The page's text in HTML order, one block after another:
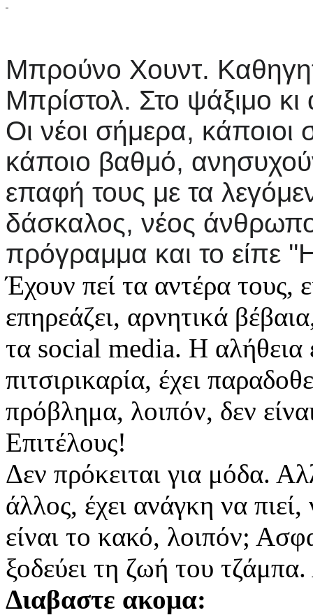
Μπρούνο Χουντ.
Μπρίστολ. Στο ψάξιμο
Οι νέοι σήμερα, κάποιοι
κάποιο βαθμό,
επαφή τους με τα
δάσκαλος, νέος
πρόγραμμα και το είπε
Έχουν πεί τα αντέρα τους,
επηρεάζει, αρνητικά
τα social media. Η αλήθεια
πιτσιρικαρία, έχει
πρόβλημα, λοιπόν, δεν
Επιτέλους!
Δεν πρόκειται για μόδα.
άλλος, έχει ανάγκη να
είναι το κακό, λοιπόν;
ξοδεύει τη ζωή του
Διαβαστε ακομα: